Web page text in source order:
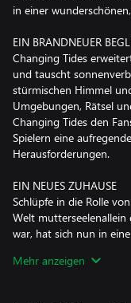
in einer
EIN BRANDNEUER
Changing Tides
und tauscht
stürmischen Himmel
Umgebungen, Rätsel
Changing Tides den
Spielern eine
Herausforderungen.
EIN NEUES ZUHAUSE
Schlüpfe in die Rolle
Welt mutterseelenallein
war, hat sich nun in
einer einst großen
Mehr anzeigen